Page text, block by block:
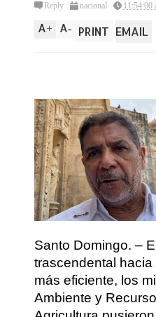
Reply nacional 11:54:00
A+ A- PRINT EMAIL
Santo Domingo. –
trascendental
más eficiente, los
Ambiente y